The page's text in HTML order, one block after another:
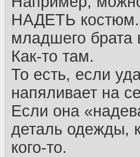
НАДЕТЬ
младшего брата
Как-то там.
То есть, если
напяливает на
Если она
деталь одежды,
кого-то.